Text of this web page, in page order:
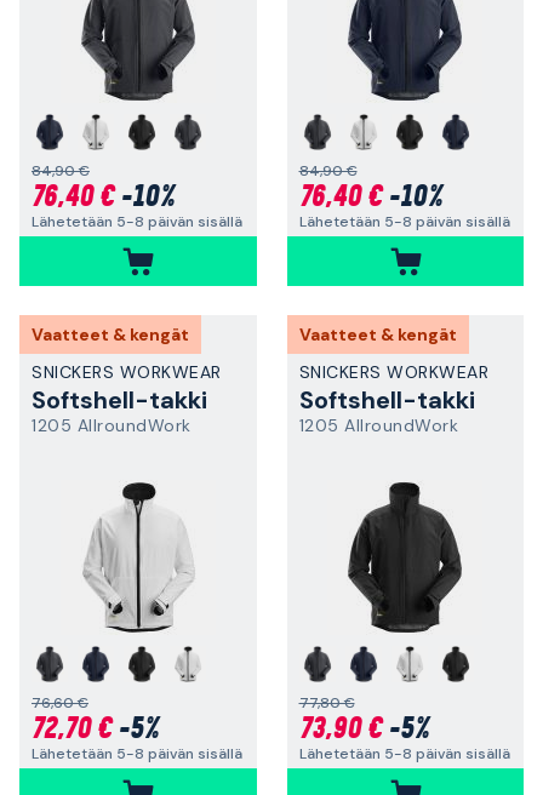
84,90 €
76,40 €-10%
Lähetetään 5-8 päivän sisällä
84,90 €
76,40 €-10%
Lähetetään 5-8 päivän sisällä
Vaatteet & kengät
SNICKERS WORKWEAR
Softshell-takki
1205 AllroundWork
76,60 €
72,70 €-5%
Lähetetään 5-8 päivän sisällä
Vaatteet & kengät
SNICKERS WORKWEAR
Softshell-takki
1205 AllroundWork
77,80 €
73,90 €-5%
Lähetetään 5-8 päivän sisällä